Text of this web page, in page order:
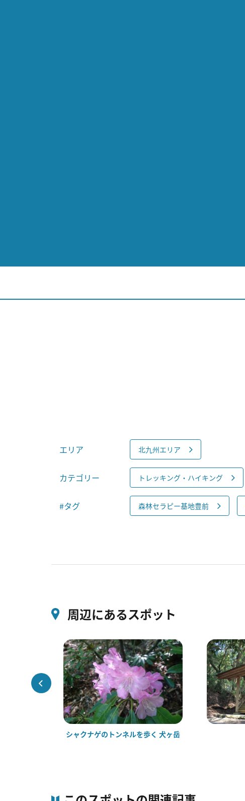
エリア 北九州エリア
カテゴリー トレッキング・ハイキング
#タグ 森林セラピー基地豊前
周辺にあるスポット
シャクナゲのトンネルを歩く 犬ヶ岳